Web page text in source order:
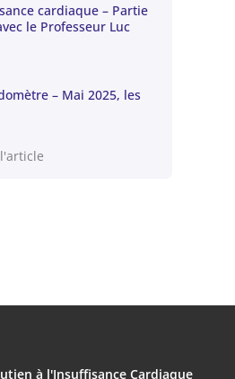
cardiaque – Partie
le Professeur Luc
– Mai 2025, les
à l'Insuffisance Cardiaque